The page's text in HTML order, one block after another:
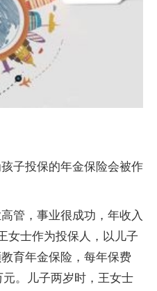
子投保的年金保险会被作
管，事业很成功，年收入
女士作为投保人，以儿子
育年金保险，每年保费
。儿子两岁时，王女士